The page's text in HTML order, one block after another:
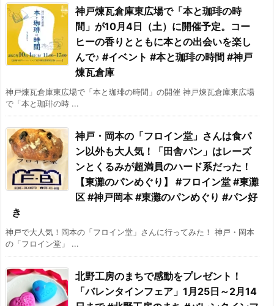
神戸煉瓦倉庫東広場で「本と珈琲の時
間」が10月4日（土）に開催予定。コー
ヒーの香りとともに本との出会いを楽し
んで♪ #イベント #本と珈琲の時間 #神戸
煉瓦倉庫
神戸煉瓦倉庫東広場で「本と珈琲の時間」の開催 神戸煉瓦倉庫東広場
で「本と珈琲の時 ...
神戸・岡本の「フロイン堂」さんは食パ
ン以外も大人気！「田舎パン」はレーズ
ンとくるみが超満員のハード系だった！
【東灘のパンめぐり】 #フロイン堂 #東灘
区 #神戸岡本 #東灘のパンめぐり #パン好
き
神戸で大人気！岡本の「フロイン堂」さんに行ってみた！ 神戸・岡本
の「フロイン堂」 ...
北野工房のまちで感動をプレゼント！
「バレンタインフェア」1月25日～2月14